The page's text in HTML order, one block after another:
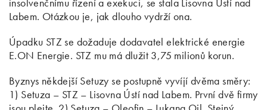
Labem. Otázkou je, jak dlouho vydrží ona.
Úpadku STZ se dožaduje dodavatel elektrické energie
E.ON Energie. STZ mu má dlužit 3,75 milionů korun.
Byznys někdejší Setuzy se postupně vyvíjí dvěma směry:
1) Setuza – STZ – Lisovna Ústí nad Labem. První dvě firmy